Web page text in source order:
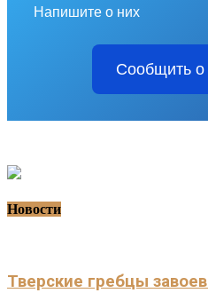
Напишите о них
Сообщить
Новости
Тверские гребцы